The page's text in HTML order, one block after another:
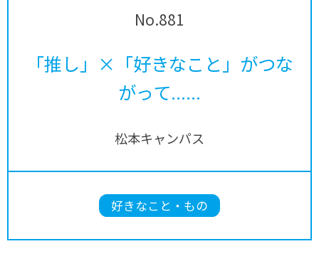
No.881
「推し」×「好きなこと」がつな
がって......
松本キャンパス
好きなこと・もの